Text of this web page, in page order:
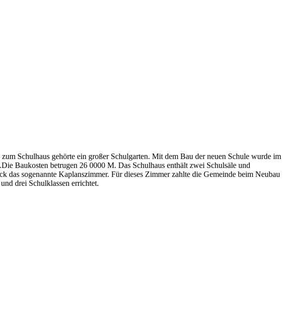
Schulhaus gehörte ein großer Schulgarten. Mit dem Bau der neuen Schule wurde im
Baukosten betrugen 26 0000 M. Das Schulhaus enthält zwei Schulsäle und
sogenannte Kaplanszimmer. Für dieses Zimmer zahlte die Gemeinde beim Neubau
drei Schulklassen errichtet.